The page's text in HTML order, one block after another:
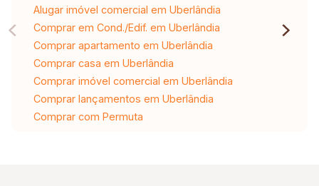
Alugar imóvel comercial em Uberlândia
Comprar em Cond./Edif. em Uberlândia
Comprar apartamento em Uberlândia
Comprar casa em Uberlândia
Comprar imóvel comercial em Uberlândia
Comprar lançamentos em Uberlândia
Comprar com Permuta